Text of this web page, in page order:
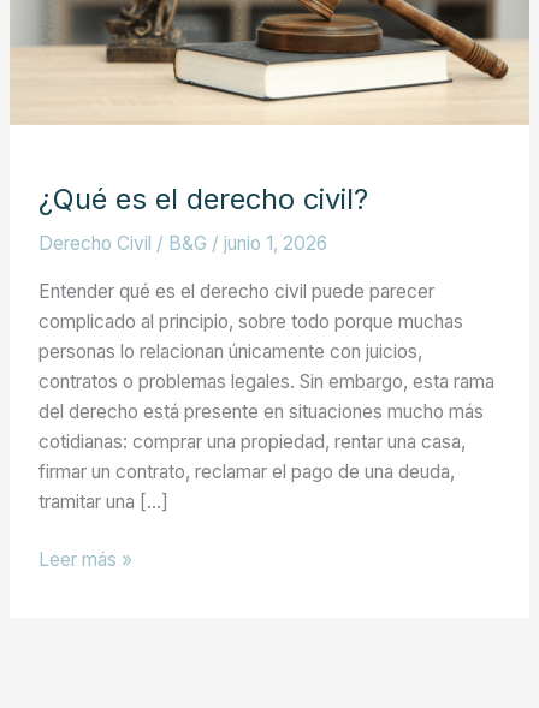
¿Qué es el derecho civil?
Derecho Civil / B&G / junio 1, 2026
Entender qué es el derecho civil puede parecer
complicado al principio, sobre todo porque muchas
personas lo relacionan únicamente con juicios,
contratos o problemas legales. Sin embargo, esta rama
del derecho está presente en situaciones mucho más
cotidianas: comprar una propiedad, rentar una casa,
firmar un contrato, reclamar el pago de una deuda,
tramitar una […]
Leer más »